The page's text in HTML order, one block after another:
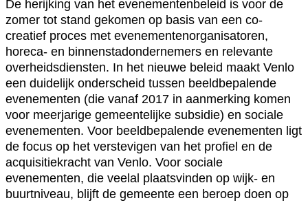
De herijking van het evenementenbeleid is voor de
zomer tot stand gekomen op basis van een co-
creatief proces met evenementenorganisatoren,
horeca- en binnenstadondernemers en relevante
overheidsdiensten. In het nieuwe beleid maakt Venlo
een duidelijk onderscheid tussen beeldbepalende
evenementen (die vanaf 2017 in aanmerking komen
voor meerjarige gemeentelijke subsidie) en sociale
evenementen. Voor beeldbepalende evenementen ligt
de focus op het verstevigen van het profiel en de
acquisitiekracht van Venlo. Voor sociale
evenementen, die veelal plaatsvinden op wijk- en
buurtniveau, blijft de gemeente een beroep doen op